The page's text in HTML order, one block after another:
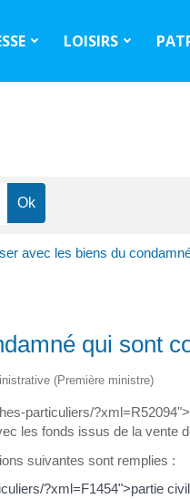
LOISIRS
avec les biens du
qui sont
(Première ministre)
particuliers/
les fonds issus de la vente
suivantes sont remplies :
?xml=F1454">partie